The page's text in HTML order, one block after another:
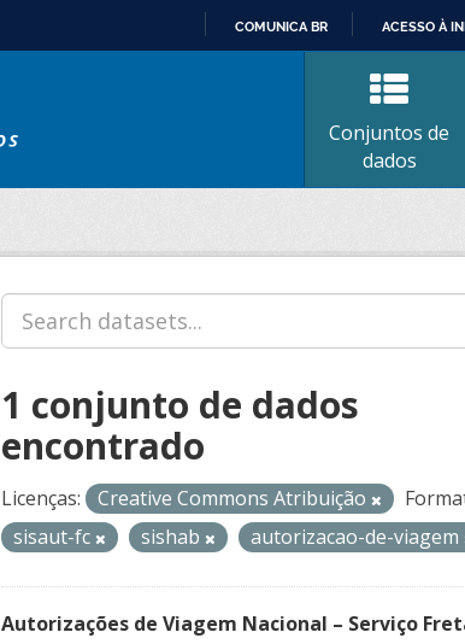
CONTEÚDO
COMUNICA BR ACESSO À
Conjuntos de
dados
1 conjunto de dados
encontrado
Licenças: Creative Commons Atribuição
sisaut-fc
sishab autorizacao-de-viagem
Autorizações de Viagem Nacional – Serviço